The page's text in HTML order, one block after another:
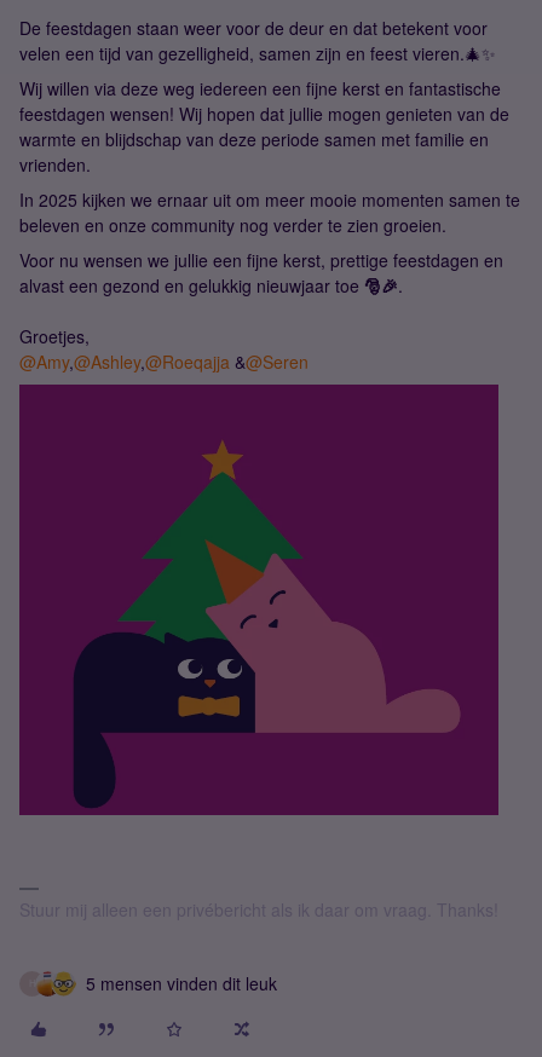
De feestdagen staan weer voor de deur en dat betekent voor
velen een tijd van gezelligheid, samen zijn en feest vieren.🎄✨
Wij willen via deze weg iedereen een fijne kerst en fantastische
feestdagen wensen! Wij hopen dat jullie mogen genieten van de
warmte en blijdschap van deze periode samen met familie en
vrienden.
In 2025 kijken we ernaar uit om meer mooie momenten samen te
beleven en onze community nog verder te zien groeien.
Voor nu wensen we jullie een fijne kerst, prettige feestdagen en
alvast een gezond en gelukkig nieuwjaar toe 🎅🎉.
Groetjes,
@Amy,@Ashley,@Roeqajja &@Seren
Stuur mij alleen een privébericht als ik daar om vraag. Thanks!
5 mensen vinden dit leuk